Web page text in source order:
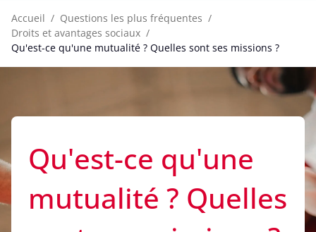
Accueil
Questions les plus fréquentes
Droits et avantages sociaux
Qu'est-ce qu'une mutualité ? Quelles sont ses missions ?
Qu'est-ce qu'une
mutualité ? Quelles